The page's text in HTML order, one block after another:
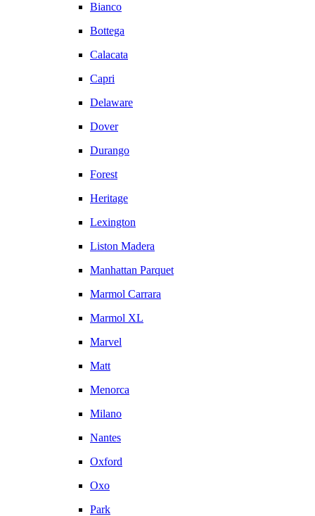
Bianco
Bottega
Calacata
Capri
Delaware
Dover
Durango
Forest
Heritage
Lexington
Liston Madera
Manhattan Parquet
Marmol Carrara
Marmol XL
Marvel
Matt
Menorca
Milano
Nantes
Oxford
Oxo
Park